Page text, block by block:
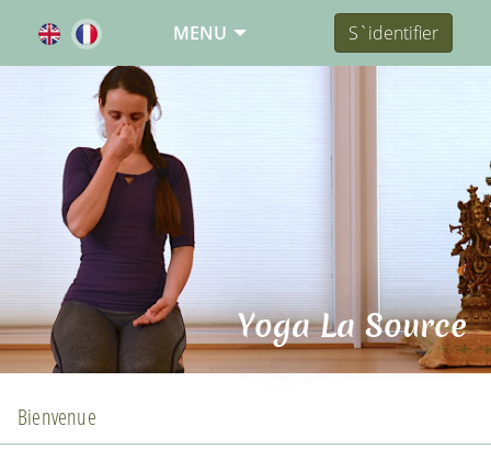
MENU S`identifier
Yoga La Source
Bienvenue